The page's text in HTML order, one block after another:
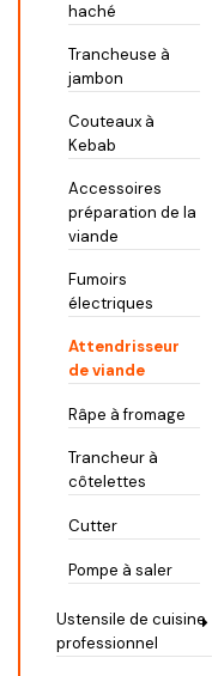
haché
Trancheuse à
jambon
Couteaux à
Kebab
Accessoires
préparation de la
viande
Fumoirs
électriques
Attendrisseur
de viande
Râpe à fromage
Trancheur à
côtelettes
Cutter
Pompe à saler
Ustensile de cuisine
professionnel